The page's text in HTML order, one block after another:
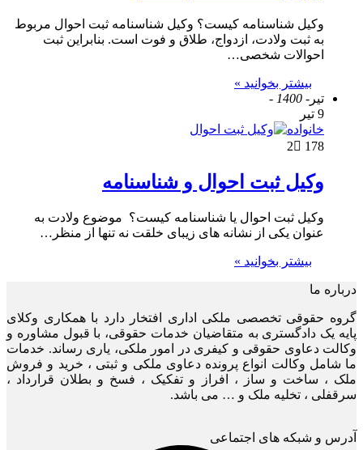
وکیل شناسنامه کیست؟ وکیل شناسنامه ثبت احوال مربوط
به ثبت ولادت، ازدواج، طلاق و فوت است. بنابراین ثبت
احوالات شخصی…
بیشتر بخوانید »
تیر - 1400 -
9 تیر
خانواده
2
178
وکیل ثبت احوال و شناسنامه
وکیل ثبت احوال یا شناسنامه کیست؟ موضوع ولادت به
عنوان یکی از نشانه های زیبای خلقت نه تنها از منظر…
بیشتر بخوانید »
درباره ما
گروه حقوقی تخصصی ملکی اداری افتخار دارد با همکاری وکلای
پایه یک دادگستری به متقاضیان خدمات حقوقی، با قبول مشاوره و
وکالت دعاوی حقوقی و کیفری در امور ملکی، یاری رساند. خدمات
ما شامل وکالت انواع پرونده دعاوی ملکی و ثبتی ، خرید و فروش
ملک ، ساخت و ساز ، افراز و تفکیک ، فسخ و بطلان قرارداد ،
سرقفلی ، تخلیه ملک و … می باشد.
آدرس و شبکه های اجتماعی